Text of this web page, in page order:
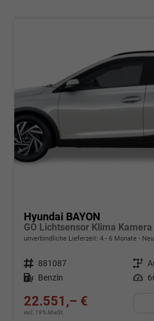
Hyundai BAYON
GO Lichtsensor Klima Kamera
unverbindliche Lieferzeit: 4 - 6 Monate
Fahrzeugnr. 881087 Getriebe
Kraftstoff Benzin Leistung
22.551,– €
incl. 19% MwSt.